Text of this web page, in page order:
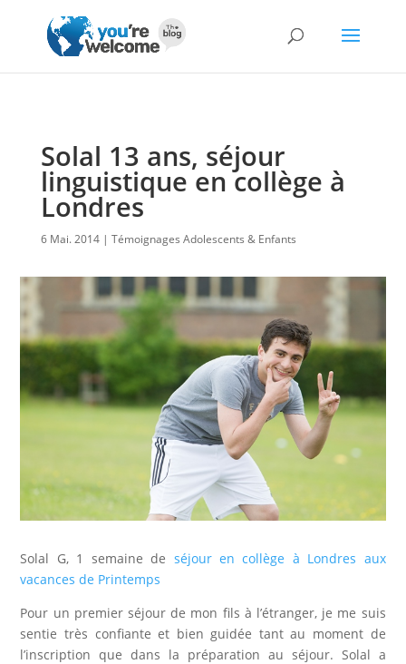
Solal 13 ans, séjour
linguistique en collège à
Londres
6 Mai. 2014 Témoignages Adolescents & Enfants
Solal G, 1 semaine de séjour en collège à Londres aux
vacances de Printemps
Pour un premier séjour de mon fils à l’étranger, je me suis
sentie très confiante et bien guidée tant au moment de
l’inscription que dans la préparation au séjour. Solal a